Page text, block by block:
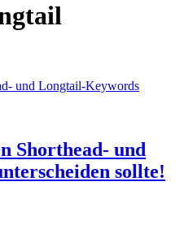
Shorthead- und
sollte!